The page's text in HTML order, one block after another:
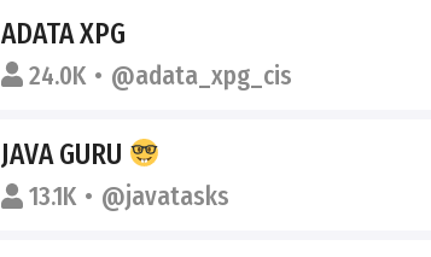
ADATA XPG
24.0K @adata_xpg_cis
JAVA GURU
13.1K @javatasks